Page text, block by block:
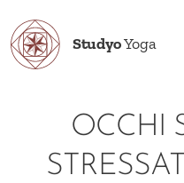
StudyoYoga
OCCHI